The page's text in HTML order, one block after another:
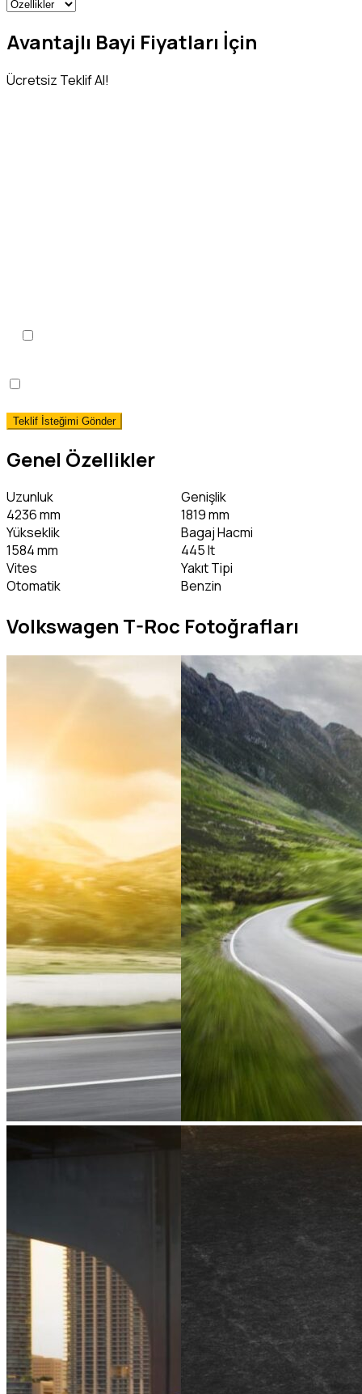
Avantajlı Bayi Fiyatları İçin
Ücretsiz Teklif Al!
Genel Özellikler
Uzunluk
4236 mm
Genişlik
1819 mm
Yükseklik
1584 mm
Bagaj Hacmi
445 lt
Vites
Otomatik
Yakıt Tipi
Benzin
Volkswagen T-Roc Fotoğrafları